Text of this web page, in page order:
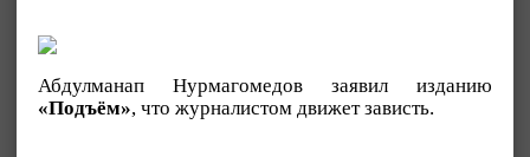
Абдулманап Нурмагомедов заявил изданию
«Подъём», что журналистом движет зависть.